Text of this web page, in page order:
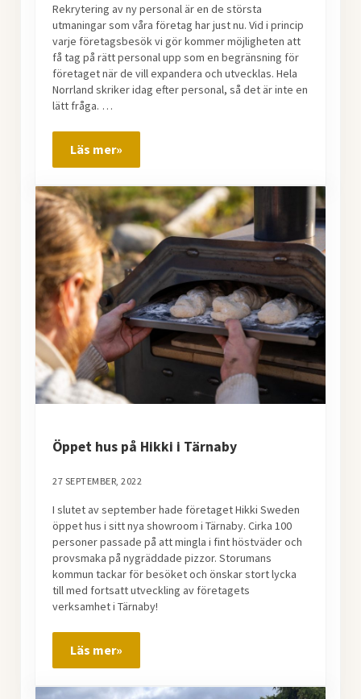
Rekrytering av ny personal är en de största
utmaningar som våra företag har just nu. Vid i princip
varje företagsbesök vi gör kommer möjligheten att
få tag på rätt personal upp som en begränsning för
företaget när de vill expandera och utvecklas. Hela
Norrland skriker idag efter personal, så det är inte en
lätt fråga. …
Läs mer»En god relation med skolan kan vara
Öppet hus på Hikki i Tärnaby
27 SEPTEMBER, 2022
I slutet av september hade företaget Hikki Sweden
öppet hus i sitt nya showroom i Tärnaby. Cirka 100
personer passade på att mingla i fint höstväder och
provsmaka på nygräddade pizzor. Storumans
kommun tackar för besöket och önskar stort lycka
till med fortsatt utveckling av företagets
verksamhet i Tärnaby!
Läs mer»Öppet hus på Hikki i Tärnaby